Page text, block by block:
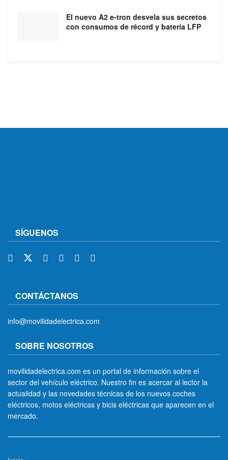
El nuevo A2 e-tron desvela sus secretos
con consumos de récord y batería LFP
SÍGUENOS
CONTÁCTANOS
info@movilidadelectrica.com
SOBRE NOSOTROS
movilidadelectrica.com es un portal de información sobre el
sector del vehículo eléctrico. Nuestro fin es acercar al lector la
actualidad y las novedades técnicas de los nuevos coches
eléctricos, motos eléctricas y bicis eléctricas que aparecen en el
mercado.